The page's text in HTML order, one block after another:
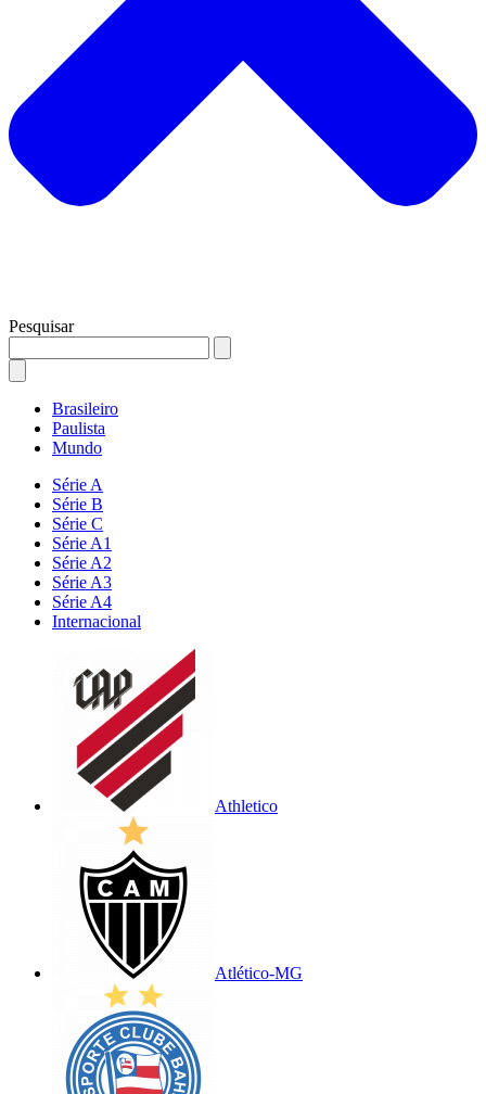
Pesquisar
Brasileiro
Paulista
Mundo
Série A
Série B
Série C
Série A1
Série A2
Série A3
Série A4
Internacional
Athletico
Atlético-MG